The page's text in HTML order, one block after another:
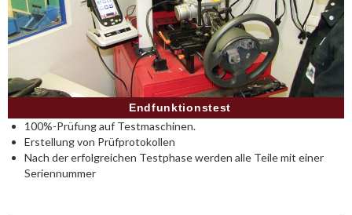
Endfunktionstest
100%-Prüfung auf Testmaschinen.
Erstellung von Prüfprotokollen
Nach der erfolgreichen Testphase werden alle Teile mit einer
Seriennummer